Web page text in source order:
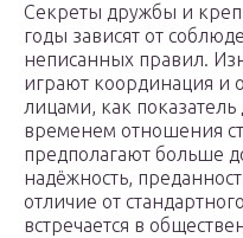
Секреты дружбы и
годы зависят от
неписанных правил.
играют координация и
лицами, как
временем отношения
предполагают больше
надёжность,
отличие от
встречается в